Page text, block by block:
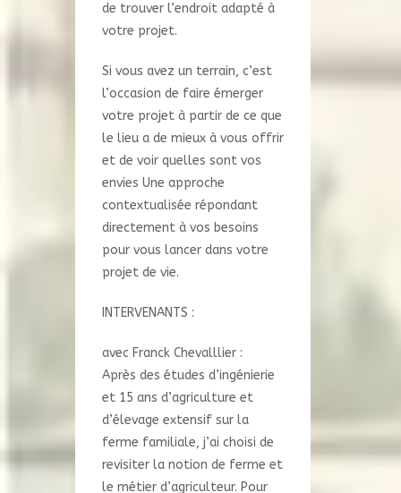
de trouver l’endroit adapté à
votre projet.
Si vous avez un terrain, c’est
l’occasion de faire émerger
votre projet à partir de ce que
le lieu a de mieux à vous offrir
et de voir quelles sont vos
envies Une approche
contextualisée répondant
directement à vos besoins
pour vous lancer dans votre
projet de vie.
INTERVENANTS :
avec Franck Chevalllier :
Après des études d’ingénierie
et 15 ans d’agriculture et
d’élevage extensif sur la
ferme familiale, j’ai choisi de
revisiter la notion de ferme et
le métier d’agriculteur. Pour